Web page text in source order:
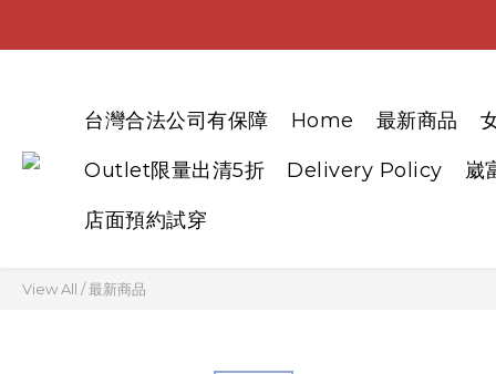
台灣合法公司有保障 Home 最新商品
Outlet限量出清5折 Delivery Policy 崴
店面預約試穿
View All /最新商品